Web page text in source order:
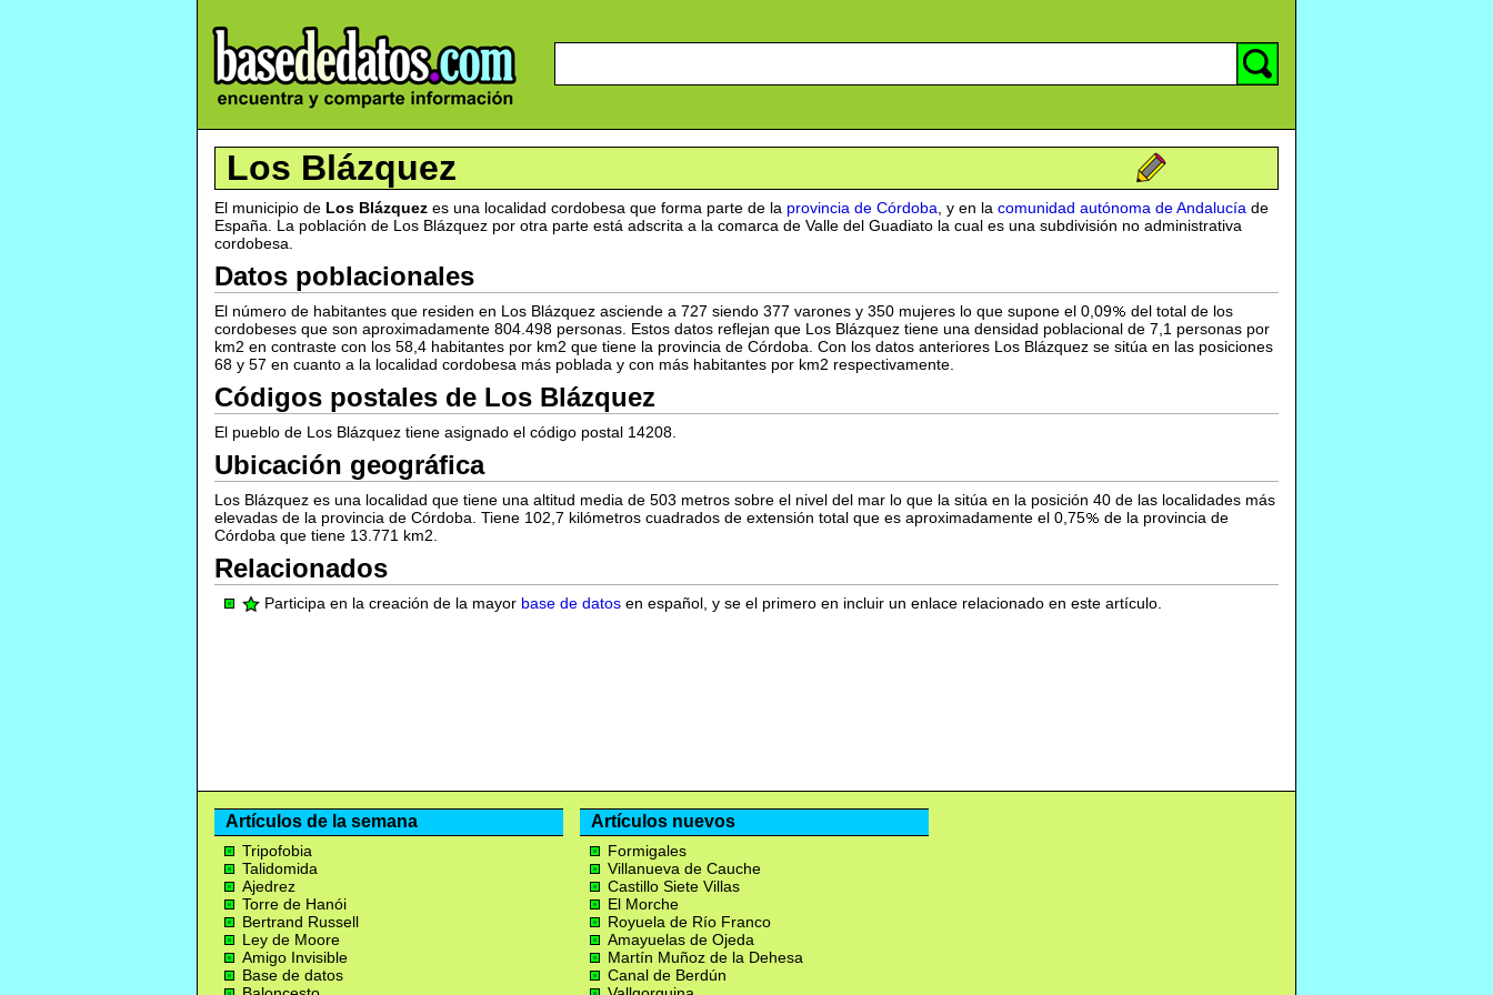
Los Blázquez
El municipio de Los Blázquez es una localidad cordobesa que forma parte de la provincia de Córdoba , y en la comunidad autónoma de Andalucía de
España. La población de Los Blázquez por otra parte está adscrita a la comarca de Valle del Guadiato la cual es una subdivisión no administrativa
cordobesa.
Datos poblacionales
El número de habitantes que residen en Los Blázquez asciende a 727 siendo 377 varones y 350 mujeres lo que supone el 0,09
del total de los
cordobeses que son aproximadamente 804.498 personas. Estos datos reflejan que Los Blázquez tiene una densidad poblacional de 7,1 personas por
km2 en contraste con los 58,4 habitantes por km2 que tiene la provincia de Córdoba. Con los datos anteriores Los Blázquez se sitúa en las posiciones
68 y 57 en cuanto a la localidad cordobesa más poblada y con más habitantes por km2 respectivamente.
Códigos postales de Los Blázquez
El pueblo de Los Blázquez tiene asignado el código postal 14208.
Ubicación geográfica
Los Blázquez es una localidad que tiene una altitud media de 503 metros sobre el nivel del mar lo que la sitúa en la posición 40 de las localidades más
elevadas de la provincia de Córdoba. Tiene 102,7 kilómetros cuadrados de extensión total que es aproximadamente el 0,75
de la provincia de
Córdoba que tiene 13.771 km2.
Relacionados
Participa en la creación de la mayor base de datos en español, y se el primero en incluir un enlace relacionado en este artículo.
Artículos de la semana
Tripofobia
Talidomida
Ajedrez
Torre de Hanói
Bertrand Russell
Ley de Moore
Amigo Invisible
Base de datos
Artículos nuevos
Formigales
Villanueva de Cauche
Castillo Siete Villas
El Morche
Royuela de Río Franco
Amayuelas de Ojeda
Martín Muñoz de la Dehesa
Canal de Berdún